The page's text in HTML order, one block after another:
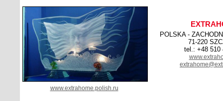
POLSKA -
71-220
tel.: +48 510
www.extrahome.polish.ru